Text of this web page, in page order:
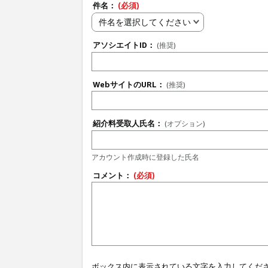
件名： (必須)
件名を選択してください
アソシエイトID： (推奨)
WebサイトのURL： (推奨)
紹介料受取人氏名： (オプション)
アカウント作成時に登録した氏名
コメント： (必須)